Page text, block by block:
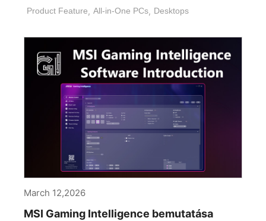
Product Feature, All-in-One PCs, Desktops
March 12,2026
MSI Gaming Intelligence bemutatása